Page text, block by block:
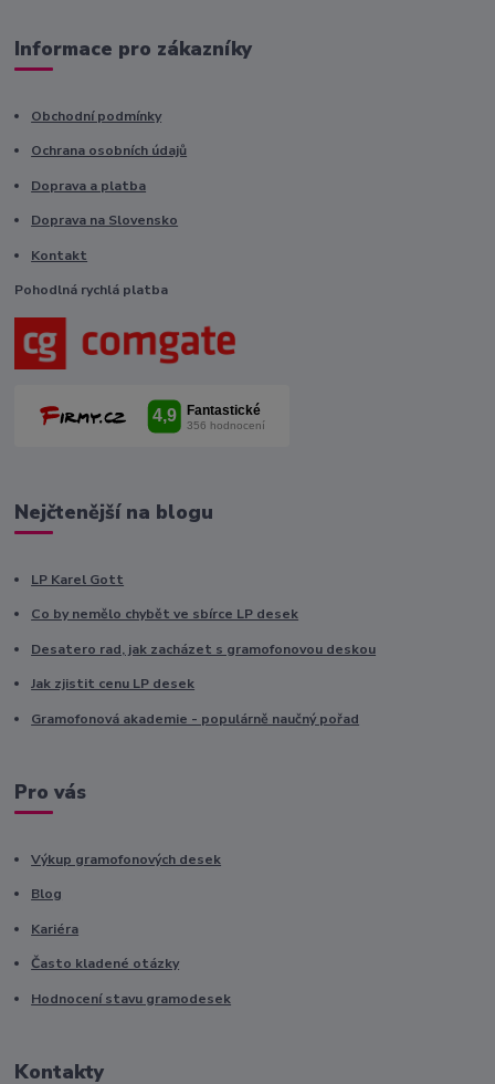
Informace pro zákazníky
Obchodní podmínky
Ochrana osobních údajů
Doprava a platba
Doprava na Slovensko
Kontakt
Pohodlná rychlá platba
Nejčtenější na blogu
LP Karel Gott
Co by nemělo chybět ve sbírce LP desek
Desatero rad, jak zacházet s gramofonovou deskou
Jak zjistit cenu LP desek
Gramofonová akademie - populárně naučný pořad
Pro vás
Výkup gramofonových desek
Blog
Kariéra
Často kladené otázky
Hodnocení stavu gramodesek
Kontakty